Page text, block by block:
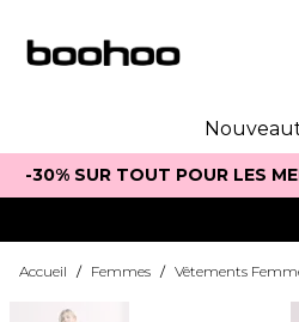
-30% SUR TOUT POUR LES
Accueil / Femmes / Vêtements